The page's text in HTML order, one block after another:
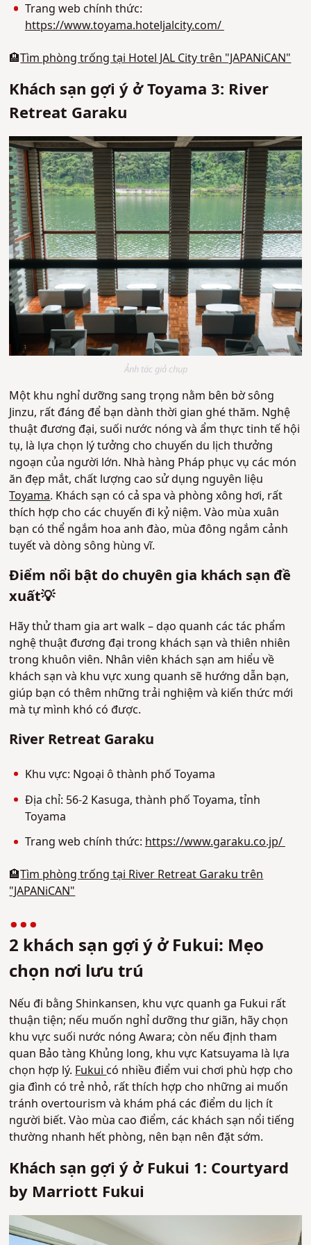
Trang web chính thức:
https://www.toyama.hoteljalcity.com/
🏨Tìm phòng trống tại Hotel JAL City trên "JAPANiCAN"
Khách sạn gợi ý ở Toyama 3: River
Retreat Garaku
Ảnh tác giả chụp
Một khu nghỉ dưỡng sang trọng nằm bên bờ sông
Jinzu, rất đáng để bạn dành thời gian ghé thăm. Nghệ
thuật đương đại, suối nước nóng và ẩm thực tinh tế hội
tụ, là lựa chọn lý tưởng cho chuyến du lịch thưởng
ngoạn của người lớn. Nhà hàng Pháp phục vụ các món
ăn đẹp mắt, chất lượng cao sử dụng nguyên liệu
Toyama. Khách sạn có cả spa và phòng xông hơi, rất
thích hợp cho các chuyến đi kỷ niệm. Vào mùa xuân
bạn có thể ngắm hoa anh đào, mùa đông ngắm cảnh
tuyết và dòng sông hùng vĩ.
Điểm nổi bật do chuyên gia khách sạn đề
xuất💡
Hãy thử tham gia art walk – dạo quanh các tác phẩm
nghệ thuật đương đại trong khách sạn và thiên nhiên
trong khuôn viên. Nhân viên khách sạn am hiểu về
khách sạn và khu vực xung quanh sẽ hướng dẫn bạn,
giúp bạn có thêm những trải nghiệm và kiến thức mới
mà tự mình khó có được.
River Retreat Garaku
Khu vực: Ngoại ô thành phố Toyama
Địa chỉ: 56-2 Kasuga, thành phố Toyama, tỉnh
Toyama
Trang web chính thức:https://www.garaku.co.jp/
🏨Tìm phòng trống tại River Retreat Garaku trên
"JAPANiCAN"
2 khách sạn gợi ý ở Fukui: Mẹo
chọn nơi lưu trú
Nếu đi bằng Shinkansen, khu vực quanh ga Fukui rất
thuận tiện; nếu muốn nghỉ dưỡng thư giãn, hãy chọn
khu vực suối nước nóng Awara; còn nếu định tham
quan Bảo tàng Khủng long, khu vực Katsuyama là lựa
chọn hợp lý. Fukui có nhiều điểm vui chơi phù hợp cho
gia đình có trẻ nhỏ, rất thích hợp cho những ai muốn
tránh overtourism và khám phá các điểm du lịch ít
người biết. Vào mùa cao điểm, các khách sạn nổi tiếng
thường nhanh hết phòng, nên bạn nên đặt sớm.
Khách sạn gợi ý ở Fukui 1: Courtyard
by Marriott Fukui